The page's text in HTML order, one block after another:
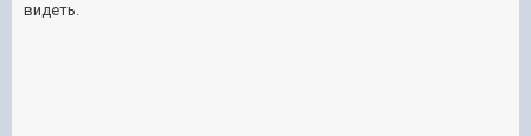
видеть.